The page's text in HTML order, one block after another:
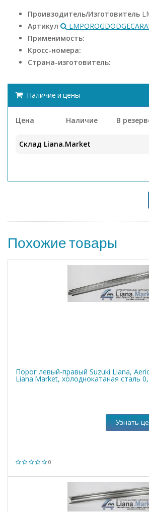
Проивзодитель/Изготовитель
Артикул
Применимость:
Кросс-номера:
Страна-изготовитель:
Наличие и цены
Цена Наличие В
Склад Liana.Market
Похожие товары
Порог левый-правый Suzuki Liana,
Liana.Market, холоднокатаная сталь
0
Узнать